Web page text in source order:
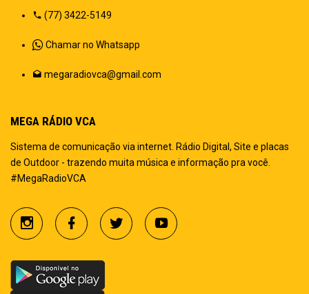
(77) 3422-5149
Chamar no Whatsapp
megaradiovca@gmail.com
MEGA RÁDIO VCA
Sistema de comunicação via internet. Rádio Digital, Site e placas
de Outdoor - trazendo muita música e informação pra você.
#MegaRadioVCA